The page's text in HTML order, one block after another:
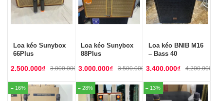
Loa kéo Sunybox
66Plus
3.000.000 ₫
2.500.000₫
Loa kéo Sunybox
88Plus
3.500.000 ₫
3.000.000₫
Loa kéo BNIB M16
– Bass 40
4.200.000
3.400.000₫
16% 28% 13%